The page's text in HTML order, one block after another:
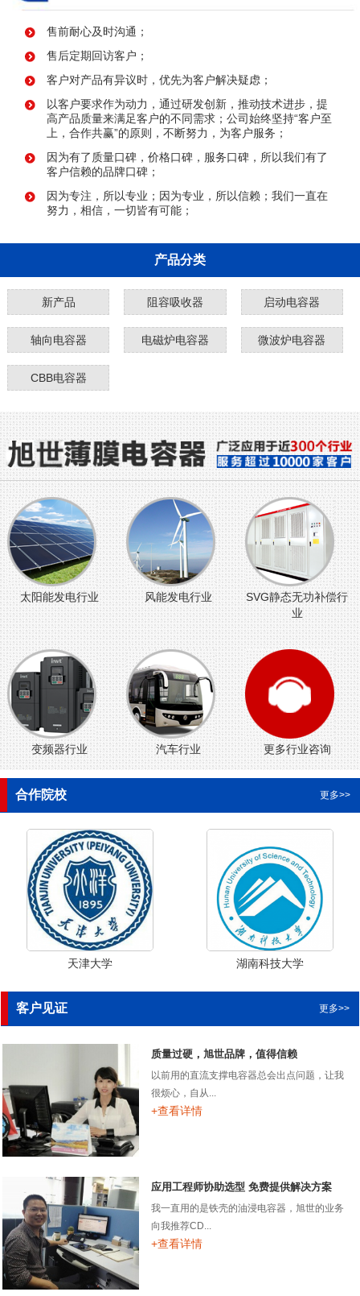
售前耐心及时沟通；
售后定期回访客户；
客户对产品有异议时，优先为客户解决疑虑；
以客户要求作为动力，通过研发创新，推动技术进步，提
高产品质量来满足客户的不同需求；公司始终坚持“客户至
上，合作共赢”的原则，不断努力，为客户服务；
因为有了质量口碑，价格口碑，服务口碑，所以我们有了
客户信赖的品牌口碑；
因为专注，所以专业；因为专业，所以信赖；我们一直在
努力，相信，一切皆有可能；
产品分类
新产品 阻容吸收器 启动电容器
轴向电容器 电磁炉电容器 微波炉电容器
CBB电容器
太阳能发电行业 风能发电行业
SVG静态无功补偿行
业
变频器行业 汽车行业 更多行业咨询
合作院校 更多>>
天津大学 湖南科技大学
客户见证 更多>>
质量过硬，旭世品牌，值得信赖
以前用的直流支撑电容器总会出点问题，让我
很烦心，自从...
+查看详情
应用工程师协助选型 免费提供解决方案
我一直用的是铁壳的油浸电容器，旭世的业务
向我推荐CD...
+查看详情